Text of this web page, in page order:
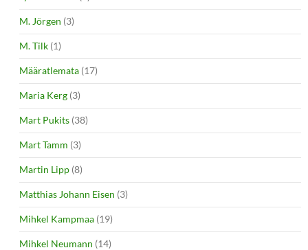
M. Jörgen (3)
M. Tilk (1)
Määratlemata (17)
Maria Kerg (3)
Mart Pukits (38)
Mart Tamm (3)
Martin Lipp (8)
Matthias Johann Eisen (3)
Mihkel Kampmaa (19)
Mihkel Neumann (14)